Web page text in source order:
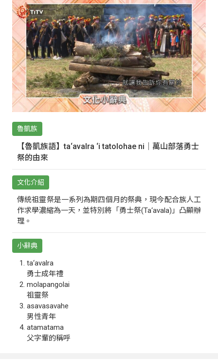
魯凱族
【魯凱族語】ta‘avalra ‘i tatolohae ni｜萬山部落勇士
祭的由來
文化介紹
傳統祖靈祭是一系列為期四個月的祭典，現今配合族人工
作求學濃縮為一天，並特別將「勇士祭(Ta‘avala)」凸顯辦
理。
小辭典
ta‘avalra
勇士成年禮
molapangolai
祖靈祭
asavasavahe
男性青年
atamatama
父字輩的稱呼